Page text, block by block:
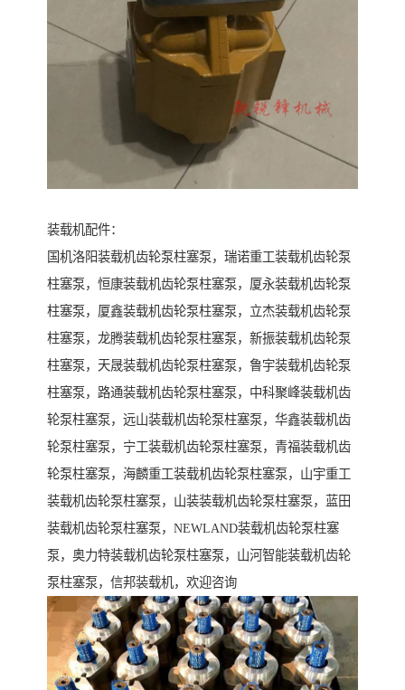
装载机配件：
国机洛阳装载机齿轮泵柱塞泵，瑞诺重工装载机齿轮泵
柱塞泵，恒康装载机齿轮泵柱塞泵，厦永装载机齿轮泵
柱塞泵，厦鑫装载机齿轮泵柱塞泵，立杰装载机齿轮泵
柱塞泵，龙腾装载机齿轮泵柱塞泵，新振装载机齿轮泵
柱塞泵，天晟装载机齿轮泵柱塞泵，鲁宇装载机齿轮泵
柱塞泵，路通装载机齿轮泵柱塞泵，中科聚峰装载机齿
轮泵柱塞泵，远山装载机齿轮泵柱塞泵，华鑫装载机齿
轮泵柱塞泵，宁工装载机齿轮泵柱塞泵，青福装载机齿
轮泵柱塞泵，海麟重工装载机齿轮泵柱塞泵，山宇重工
装载机齿轮泵柱塞泵，山装装载机齿轮泵柱塞泵，蓝田
装载机齿轮泵柱塞泵，NEWLAND装载机齿轮泵柱塞
泵，奥力特装载机齿轮泵柱塞泵，山河智能装载机齿轮
泵柱塞泵，信邦装载机，欢迎咨询